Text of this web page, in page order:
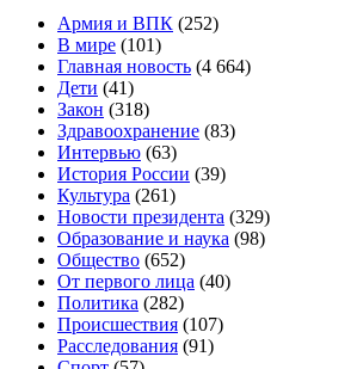
Армия и ВПК (252)
В мире (101)
Главная новость (4 664)
Дети (41)
Закон (318)
Здравоохранение (83)
Интервью (63)
История России (39)
Культура (261)
Новости президента (329)
Образование и наука (98)
Общество (652)
От первого лица (40)
Политика (282)
Происшествия (107)
Расследования (91)